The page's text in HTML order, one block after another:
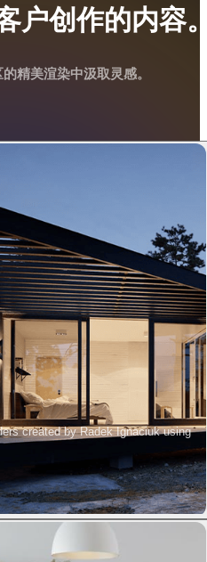
户创作的内容
精美渲染中汲取灵感。
created by Radek Ignaciuk using